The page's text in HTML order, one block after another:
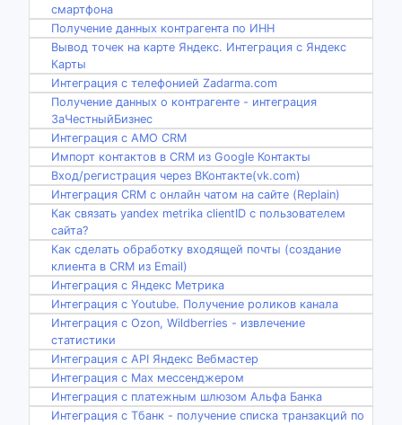
смартфона
Получение данных контрагента по ИНН
Вывод точек на карте Яндекс. Интеграция с Яндекс
Карты
Интеграция с телефонией Zadarma.com
Получение данных о контрагенте - интеграция
ЗаЧестныйБизнес
Интеграция с AMO CRM
Импорт контактов в CRM из Google Контакты
Вход/регистрация через ВКонтакте(vk.com)
Интеграция CRM с онлайн чатом на сайте (Replain)
Как связать yandex metrika clientID с пользователем
сайта?
Как сделать обработку входящей почты (создание
клиента в CRM из Email)
Интеграция с Яндекс Метрика
Интеграция с Youtube. Получение роликов канала
Интеграция с Ozon, Wildberries - извлечение
статистики
Интеграция с API Яндекс Вебмастер
Интеграция с Max мессенджером
Интеграция с платежным шлюзом Альфа Банка
Интеграция с Тбанк - получение списка транзакций по